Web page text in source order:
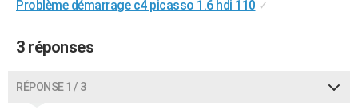
GUIDES D'ACHAT
BONS PLANS
Problème démarrage c4 picasso 1.6 hdi 110 ✓
3 réponses
RÉPONSE 1 / 3